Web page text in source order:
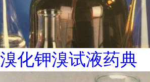
溴化钾溴试液药典